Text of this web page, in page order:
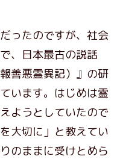
ったのですが、社会
、日本最古の説話
善悪霊異記）』の研
います。はじめは霊
ようとしていたので
大切に」と教えてい
のままに受けとめら